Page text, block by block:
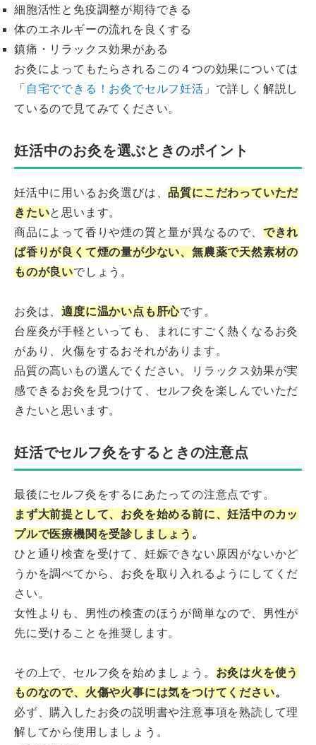
細胞活性と免疫調整が期待できる
体のエネルギーの流れを良くする
鎮痛・リラックス効果がある
お灸によってもたらされるこの４つの効果については
「 自宅でできる！お灸でセルフ妊活 」で詳しく解説し
ているので見てみてください。
妊活中のお灸を選ぶときのポイント
妊活中に用いるお灸選びは、品質にこだわっていただ
きたいと思います。
商品によって香りや煙の質と量が異なるので、 できれ
ば香りが良くて煙の量が少ない、無農薬で天然素材の
ものが良いでしょう。
お灸は、適度に温かい点も肝心です。
台座灸が手軽といっても、まれにすごく熱くなるお灸
があり、火傷をするおそれがあります。
品質の高いもの選んでください。リラックス効果が実
感できるお灸を見つけて、セルフ灸を楽しんでいただ
きたいと思います。
妊活でセルフ灸をするときの注意点
最後にセルフ灸をするにあたっての注意点です。
まず大前提として、お灸を始める前に、妊活中のカッ
プルで医療機関を受診しましょう 。
ひと通り検査を受けて、妊娠できない原因がないかど
うかを調べてから、お灸を取り入れるようにしてくだ
さい。
女性よりも、男性の検査のほうが簡単なので、男性が
先に受けることを推奨します。
その上で、セルフ灸を始めましょう。 お灸は火を使う
ものなので、火傷や火事には気をつけてください。
必ず、購入したお灸の説明書や注意事項を熟読して理
解してから使用しましょう。